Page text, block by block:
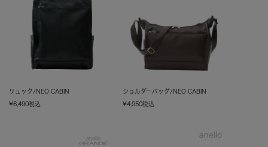
リュック/NEO CABIN
¥6,490税込
ショルダーバッグ/NEO CABIN
¥4,950税込